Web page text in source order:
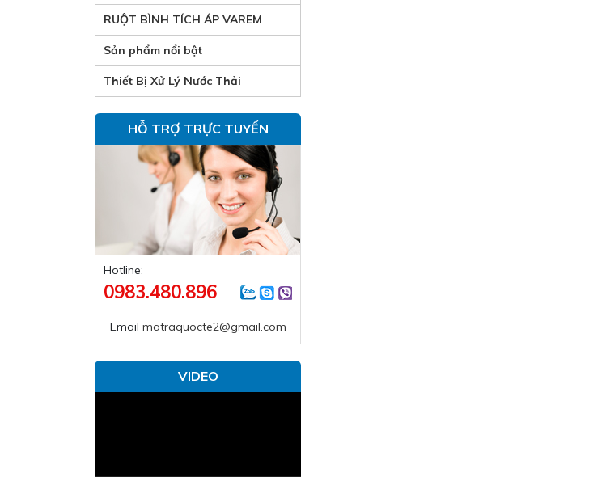
RUỘT BÌNH TÍCH ÁP VAREM
Sản phẩm nổi bật
Thiết Bị Xử Lý Nước Thải
HỖ TRỢ TRỰC TUYẾN
Hotline:
0983.480.896
Email matraquocte2@gmail.com
VIDEO